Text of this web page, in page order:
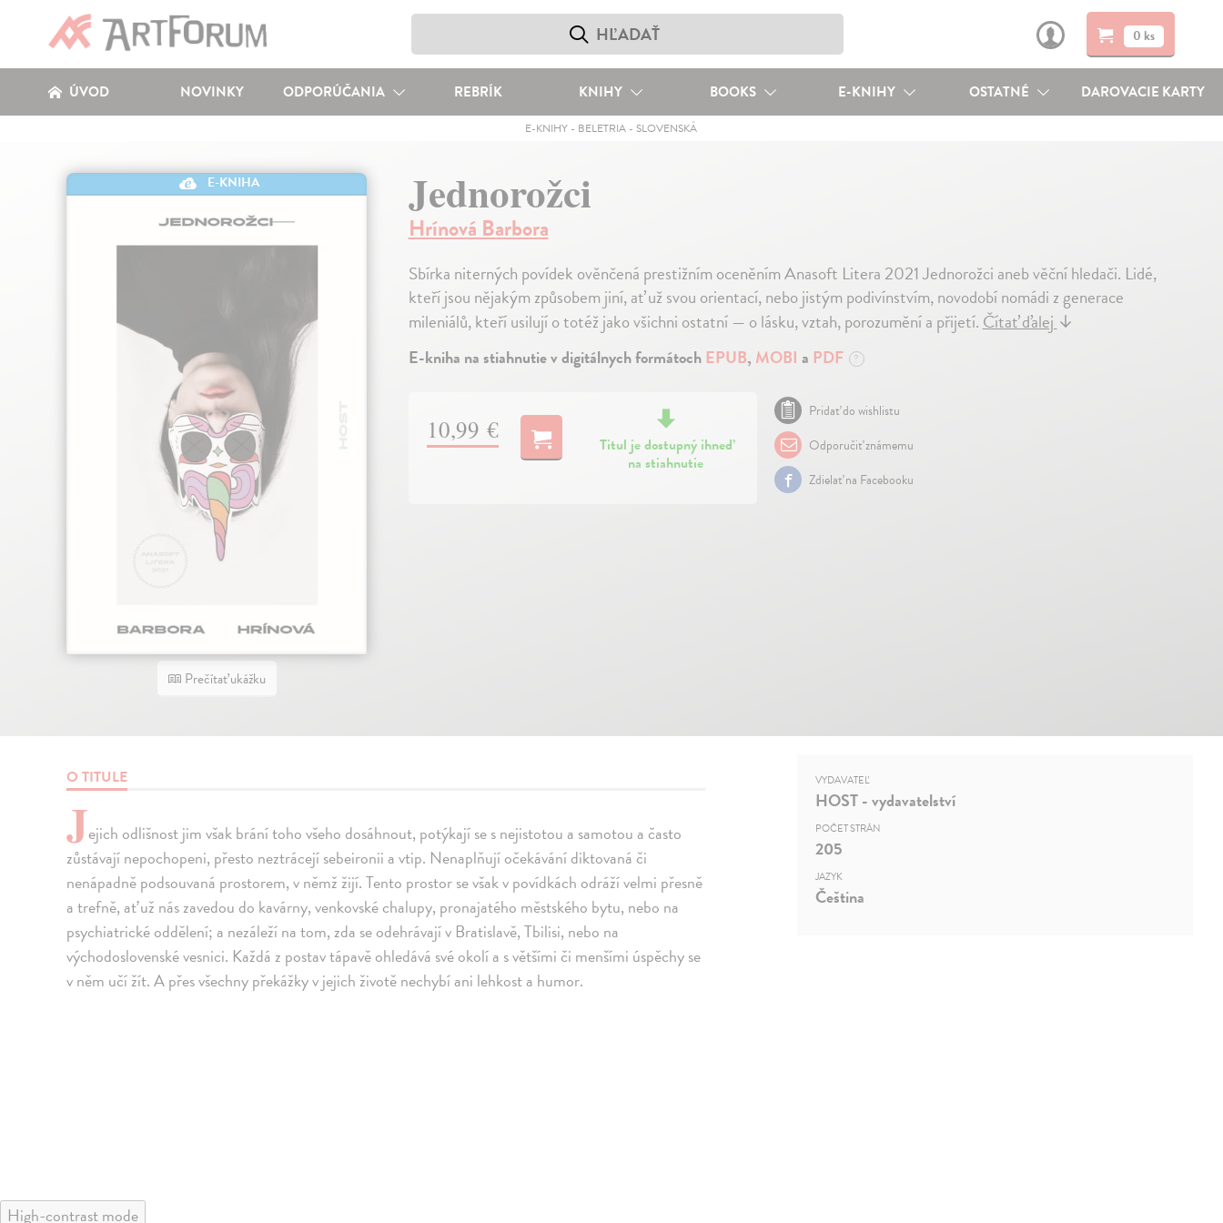
0 ks
ÚVOD NOVINKY ODPORÚČANIA REBRÍK KNIHY BOOKS E-KNIHY OSTATNÉ DAROVACIE KARTY
E-KNIHY - BELETRIA - SLOVENSKÁ
E-KNIHA
Prečítať ukážku
Jednorožci
Hrínová Barbora
Sbírka niterných povídek ověnčená prestižním oceněním Anasoft Litera 2021 Jednorožci aneb věční hledači. Lidé,
kteří jsou nějakým způsobem jiní, ať už svou orientací, nebo jistým podivínstvím, novodobí nomádi z generace
mileniálů, kteří usilují o totéž jako všichni ostatní — o lásku, vztah, porozumění a přijetí.Čítať ďalej↓
E-kniha na stiahnutie v digitálnych formátochEPUB, MOBI a PDF ?
10,99 €
Titul je dostupný ihneď
na stiahnutie
Pridať do wishlistu
Odporučiť známemu
Zdielať na Facebooku
O TITULE
Jejich odlišnost jim však brání toho všeho dosáhnout, potýkají se s nejistotou a samotou a často
zůstávají nepochopeni, přesto neztrácejí sebeironii a vtip. Nenaplňují očekávání diktovaná či
nenápadně podsouvaná prostorem, v němž žijí. Tento prostor se však v povídkách odráží velmi přesně
a trefně, ať už nás zavedou do kavárny, venkovské chalupy, pronajatého městského bytu, nebo na
psychiatrické oddělení; a nezáleží na tom, zda se odehrávají v Bratislavě, Tbilisi, nebo na
východoslovenské vesnici. Každá z postav tápavě ohledává své okolí a s většími či menšími úspěchy se
v něm učí žít. A přes všechny překážky v jejich životě nechybí ani lehkost a humor.
VYDAVATEĽ
HOST - vydavatelství
POČET STRÁN
205
JAZYK
Čeština
High-contrast mode